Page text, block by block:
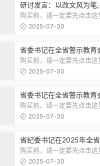
研讨发言：以改文风为笔
购买前，请一定要先点击
注，精彩模板每天推送预览
2025-07-30
省委书记在全省警示教育
购买前，请一定要先点击
注，精彩模板每天推送预览
2025-07-30
省委书记在全省警示教育
购买前，请一定要先点击
注，精彩模板每天推送预览
2025-07-30
省纪委书记在2025年全
上的讲话.1
购买前，请一定要先点击
注，精彩模板每天推送预览
2025-07-30